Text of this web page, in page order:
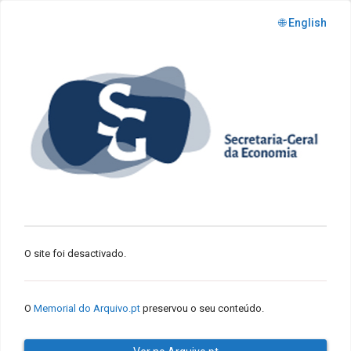
🌐 English
O site foi desactivado.
O Memorial do Arquivo.pt preservou o seu conteúdo.